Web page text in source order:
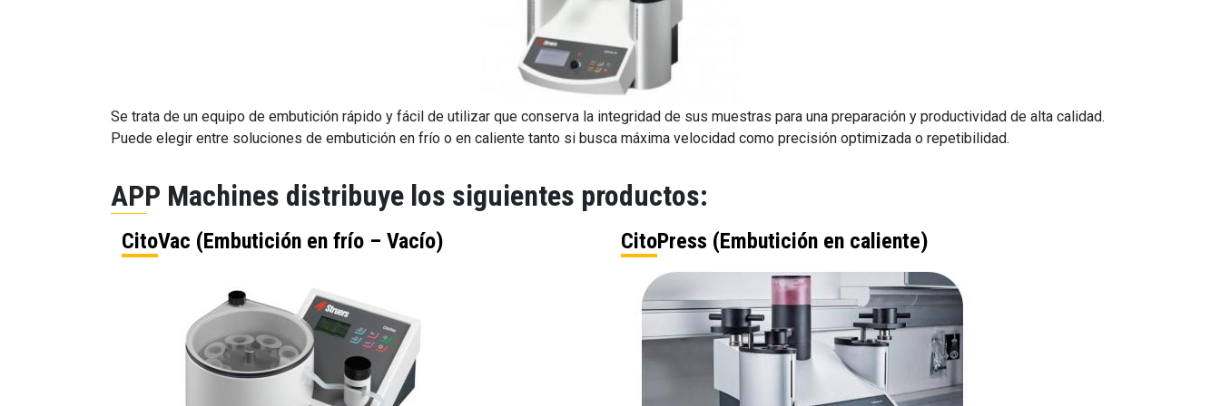
Se trata de un equipo de embutición rápido y fácil de utilizar que conserva la integridad de sus muestras para una preparación y productividad de alta calidad.
Puede elegir entre soluciones de embutición en frío o en caliente tanto si busca máxima velocidad como precisión optimizada o repetibilidad.
APP Machines distribuye los siguientes productos:
CitoVac (Embutición en frío – Vacío) CitoPress (Embutición en caliente)